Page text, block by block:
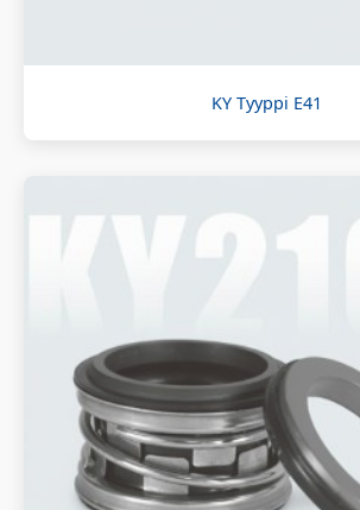
KY Tyyppi E41